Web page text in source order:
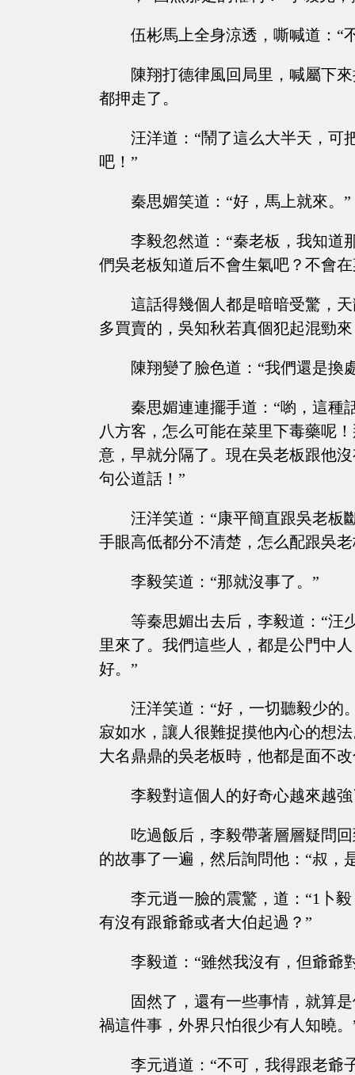
伍彬馬上全身涼透，嘶喊道：“
陳翔打德律風回局里，喊屬下
都押走了。
汪洋道：“鬧了這么大半天，可
吧！”
秦思媚笑道：“好，馬上就來。”
李毅忽然道：“秦老板，我知道
們吳老板知道后不會生氣吧？不會
這話得幾個人都是暗暗受驚，
多買賣的，吳知秋若真個犯起混勁
陳翔變了臉色道：“我們還是換
秦思媚連連擺手道：“喲，這種
八方客，怎么可能在菜里下毒藥呢
意，早就分隔了。現在吳老板跟他
句公道話！”
汪洋笑道：“康平簡直跟吳老板
手眼高低都分不清楚，怎么配跟吳
李毅笑道：“那就沒事了。”
等秦思媚出去后，李毅道：“汪
里來了。我們這些人，都是公門中
好。”
汪洋笑道：“好，一切聽毅少的
寂如水，讓人很難捉摸他內心的想
大名鼎鼎的吳老板時，他都是面不
李毅對這個人的好奇心越來越
吃過飯后，李毅帶著層層疑問
的故事了一遍，然后詢問他：“叔，
李元逍一臉的震驚，道：“1卜
有沒有跟爺爺或者大伯起過？”
李毅道：“雖然我沒有，但爺爺
固然了，還有一些事情，就算
禍這件事，外界只怕很少有人知曉。
李元逍道：“不可，我得跟老爺